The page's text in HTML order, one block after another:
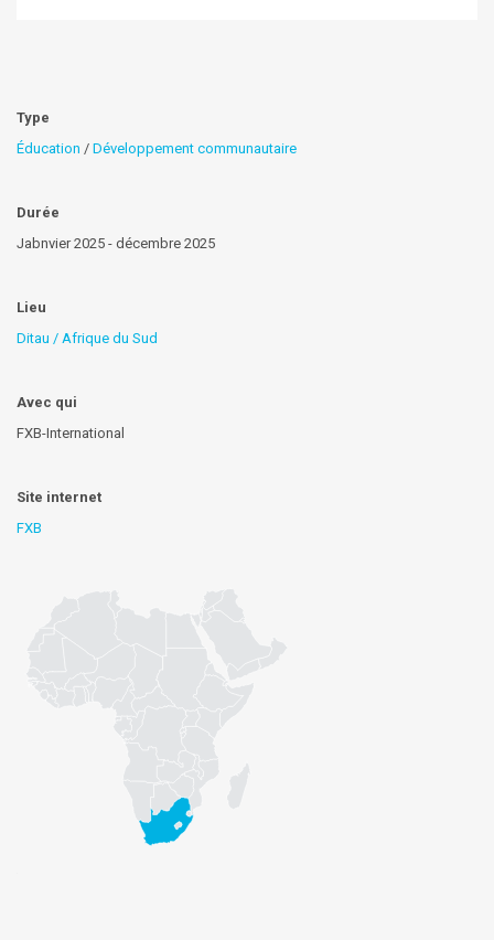
Type
Éducation / Développement communautaire
Durée
Jabnvier 2025 - décembre 2025
Lieu
Ditau / Afrique du Sud
Avec qui
FXB-International
Site internet
FXB